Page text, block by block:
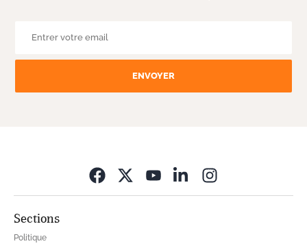
ENVOYER
Sections
Politique